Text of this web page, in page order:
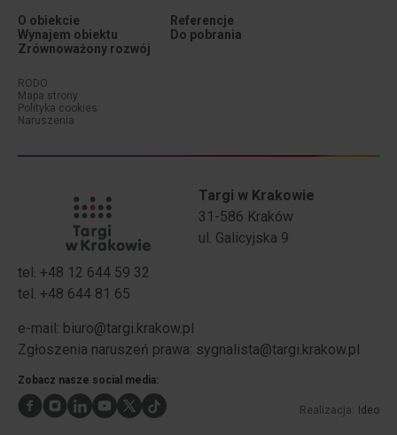
Menu dodatkowe (stopka #1)
O obiekcie
Referencje
Wynajem obiektu
Do pobrania
Zrównoważony rozwój
Menu dodatkowe (stopka #2)
RODO
Mapa strony
Polityka cookies
Naruszenia
Targi w Krakowie
31-586 Kraków
ul. Galicyjska 9
tel. +48 12 644 59 32
tel. +48 644 81 65
e-mail: biuro@targi.krakow.pl
Zgłoszenia naruszeń prawa: sygnalista@targi.krakow.pl
Zobacz nasze social media:
Realizacja: Ideo